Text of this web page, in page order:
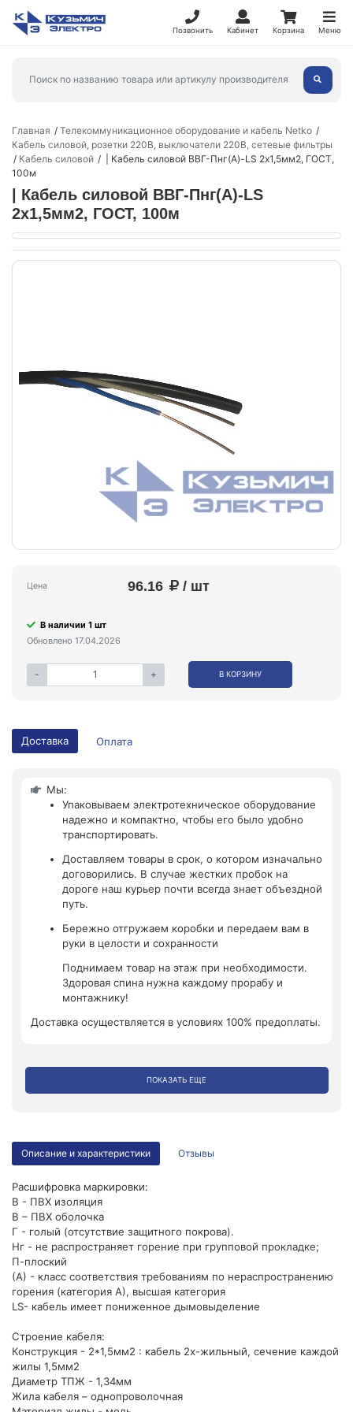
Позвонить Кабинет Корзина Меню
Главная
Телекоммуникационное оборудование и кабель Netko
Кабель силовой, розетки 220В, выключатели 220В, сетевые фильтры
Кабель силовой
| Кабель силовой ВВГ-Пнг(А)-LS 2х1,5мм2, ГОСТ,
100м
| Кабель силовой ВВГ-Пнг(А)-LS
2х1,5мм2, ГОСТ, 100м
Цена 96.16 / шт
В наличии 1 шт
Обновлено 17.04.2026
- + В КОРЗИНУ
Доставка Оплата
Мы:
Упаковываем электротехническое оборудование
надежно и компактно, чтобы его было удобно
транспортировать.
Доставляем товары в срок, о котором изначально
договорились. В случае жестких пробок на
дороге наш курьер почти всегда знает объездной
путь.
Бережно отгружаем коробки и передаем вам в
руки в целости и сохранности
Поднимаем товар на этаж при необходимости.
Здоровая спина нужна каждому прорабу и
монтажнику!
Доставка осуществляется в условиях 100% предоплаты.
ПОКАЗАТЬ ЕЩЕ
Описание и характеристики Отзывы
Расшифровка маркировки:
В - ПВХ изоляция
В – ПВХ оболочка
Г - голый (отсутствие защитного покрова).
Нг - не распространяет горение при групповой прокладке;
П-плоский
(А) - класс соответствия требованиям по нераспространению
горения (категория А), высшая категория
LS- кабель имеет пониженное дымовыделение
Строение кабеля:
Конструкция - 2*1,5мм2 : кабель 2х-жильный, сечение каждой
жилы 1,5мм2
Диаметр ТПЖ - 1,34мм
Жила кабеля – однопроволочная